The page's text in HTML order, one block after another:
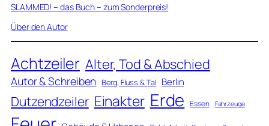
SLAMMED! – das Buch – zum Sonderpreis!
Über den Autor
Achtzeiler Alter, Tod & Abschied
Autor & Schreiben Berg, Fluss & Tal Berlin
Dutzendzeiler Einakter Erde Essen Fahrzeuge